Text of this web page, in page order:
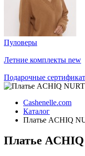
Пуловеры
Летние комплекты new
Подарочные
Cashenelle.com
Каталог
Платье ACHIQ
Платье